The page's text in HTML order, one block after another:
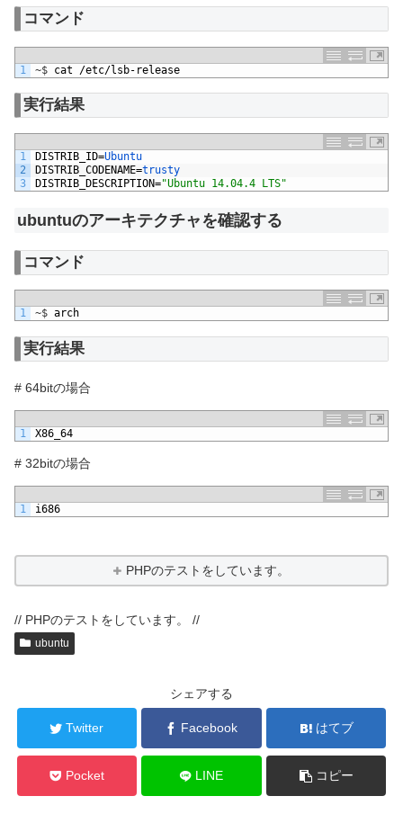
コマンド
1 ~$ cat /etc/lsb- release
実行結果
1
2
3
DISTRIB_ID=Ubuntu
DISTRIB_CODENAME=trusty
DISTRIB_DESCRIPTION="Ubuntu 14.04.4 LTS"
ubuntuのアーキテクチャを確認する
コマンド
1 ~$ arch
実行結果
# 64bitの場合
1 X86_64
# 32bitの場合
1 i686
PHPのテストをしています。
// PHPのテストをしています。 //
ubuntu
シェアする
Twitter Facebook はてブ
Pocket LINE コピー